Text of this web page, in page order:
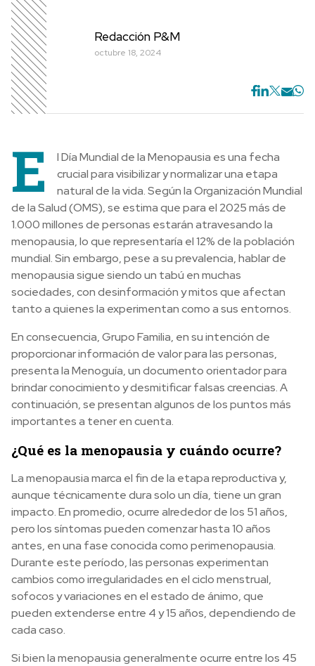
Redacción P&M
octubre 18, 2024
E
l Día Mundial de la Menopausia es una fecha
crucial para visibilizar y normalizar una etapa
natural de la vida. Según la Organización Mundial
de la Salud (OMS), se estima que para el 2025 más de
1.000 millones de personas estarán atravesando la
menopausia, lo que representaría el 12% de la población
mundial. Sin embargo, pese a su prevalencia, hablar de
menopausia sigue siendo un tabú en muchas
sociedades, con desinformación y mitos que afectan
tanto a quienes la experimentan como a sus entornos.
En consecuencia, Grupo Familia, en su intención de
proporcionar información de valor para las personas,
presenta la Menoguía, un documento orientador para
brindar conocimiento y desmitificar falsas creencias. A
continuación, se presentan algunos de los puntos más
importantes a tener en cuenta.
¿Qué es la menopausia y cuándo ocurre?
La menopausia marca el fin de la etapa reproductiva y,
aunque técnicamente dura solo un día, tiene un gran
impacto. En promedio, ocurre alrededor de los 51 años,
pero los síntomas pueden comenzar hasta 10 años
antes, en una fase conocida como perimenopausia.
Durante este período, las personas experimentan
cambios como irregularidades en el ciclo menstrual,
sofocos y variaciones en el estado de ánimo, que
pueden extenderse entre 4 y 15 años, dependiendo de
cada caso.
Si bien la menopausia generalmente ocurre entre los 45